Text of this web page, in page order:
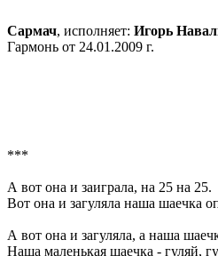
Сармач, исполняет: Игорь
Гармонь от 24.01.2009 г.
***
А вот она и заиграла, на 25 на 25.
Вот она и загуляла наша шаечка
А вот она и загуляла, а наша
Наша маленькая шаечка - гуляй,